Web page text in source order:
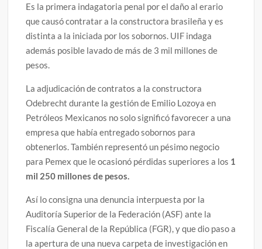
Es la primera indagatoria penal por el daño al erario
que causó contratar a la constructora brasileña y es
distinta a la iniciada por los sobornos. UIF indaga
además posible lavado de más de 3 mil millones de
pesos.
La adjudicación de contratos a la constructora
Odebrecht durante la gestión de Emilio Lozoya en
Petróleos Mexicanos no solo significó favorecer a una
empresa que había entregado sobornos para
obtenerlos. También representó un pésimo negocio
para Pemex que le ocasionó pérdidas superiores a los 1
mil 250 millones de pesos.
Así lo consigna una denuncia interpuesta por la
Auditoría Superior de la Federación (ASF) ante la
Fiscalía General de la República (FGR), y que dio paso a
la apertura de una nueva carpeta de investigación en